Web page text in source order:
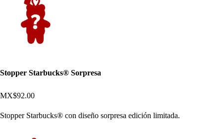
Stopper Starbucks® Sorpresa
MX$92.00
Stopper Starbucks® con diseño sorpresa edición limitada.